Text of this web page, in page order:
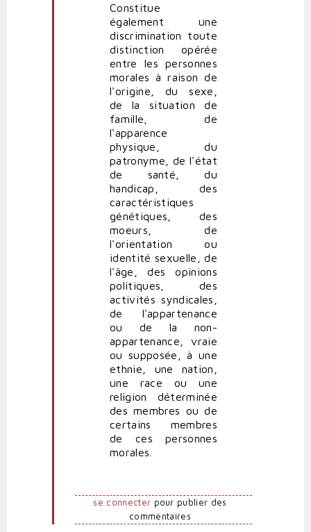
Constitue
également une
discrimination toute
distinction opérée
entre les personnes
morales à raison de
l'origine, du sexe,
de la situation de
famille, de
l'apparence
physique, du
patronyme, de l'état
de santé, du
handicap, des
caractéristiques
génétiques, des
moeurs, de
l'orientation ou
identité sexuelle, de
l'âge, des opinions
politiques, des
activités syndicales,
de l'appartenance
ou de la non-
appartenance, vraie
ou supposée, à une
ethnie, une nation,
une race ou une
religion déterminée
des membres ou de
certains membres
de ces personnes
morales.
se connecter pour publier des
commentaires